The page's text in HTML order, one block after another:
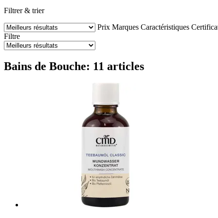
Filtrer & trier
Prix Marques Caractéristiques
Filtre
Bains de Bouche: 11 articles